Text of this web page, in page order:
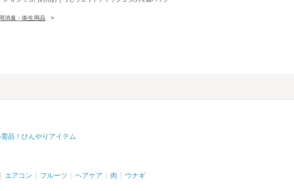
消臭・衛生用品
>
品！ひんやりアイテム
エアコン フルーツ ヘアケア 肉 ウナギ